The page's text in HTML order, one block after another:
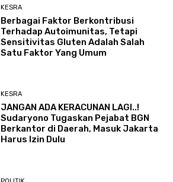
KESRA
Berbagai Faktor Berkontribusi
Terhadap Autoimunitas, Tetapi
Sensitivitas Gluten Adalah Salah
Satu Faktor Yang Umum
KESRA
JANGAN ADA KERACUNAN LAGI..!
Sudaryono Tugaskan Pejabat BGN
Berkantor di Daerah, Masuk Jakarta
Harus Izin Dulu